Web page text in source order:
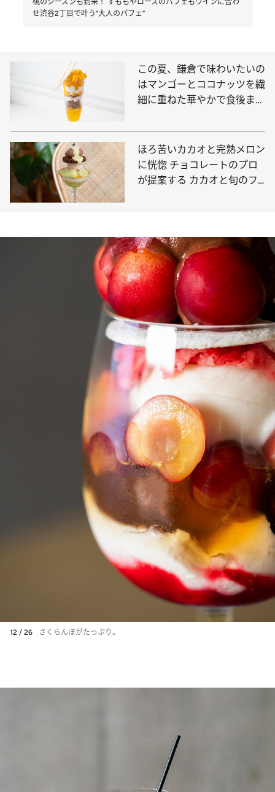
桃のシーズンも到来！ すももやローズのパフェもワインに合わ
せ渋谷2丁目で叶う“大人のパフェ”
この夏、鎌倉で味わいたいの
はマンゴーとココナッツを繊
細に重ねた華やかで食後まで
ほろ苦いカカオと完熟メロン
に恍惚 チョコレートのプロ
が提案する カカオと旬のフ
12 / 26 さくらんぼがたっぷり。